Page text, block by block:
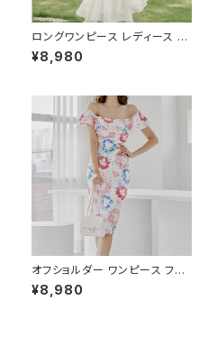
ロングワンピース レディース シ
フォン フリル ハイネック ノース
リーブ フレア Aライン エレガン
秋 冬 お呼ばれ デート 食事会
フォーマル リゾート パーティー
人気 大人可愛い ホワイト C-O
¥8,980
オフショルダー ワンピース フラ
ワー柄 タイトワンピース ドレス
花柄ワンピ 春夏 エレガント 大
¥8,980